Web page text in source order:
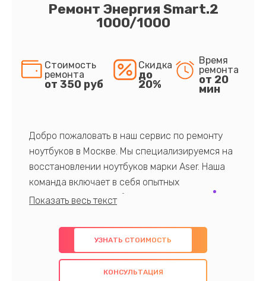
Ремонт Энергия Smart.2
1000/1000
Стоимость
ремонта
от 350 руб
Скидка
до
20%
Время
ремонта
от 20
мин
Добро пожаловать в наш сервис по ремонту
ноутбуков в Москве. Мы специализируемся на
восстановлении ноутбуков марки Aser. Наша
команда включает в себя опытных
профессионалов с обширными знаниями и
предлагаем быстрый и качественный ремонт с
использованием оригинальных компонентов, а
также гарантируем качество всех
проведенных работ. Наша цель - предоставить
УЗНАТЬ СТОИМОСТЬ
КОНСУЛЬТАЦИЯ